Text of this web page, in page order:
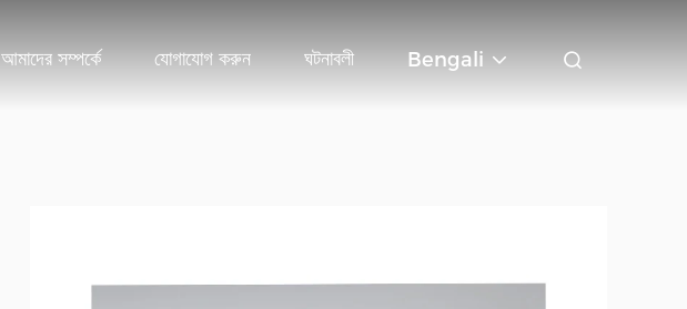
আমাদের সম্পর্কে যোগাযোগ করুন ঘটনাবলী Bengali